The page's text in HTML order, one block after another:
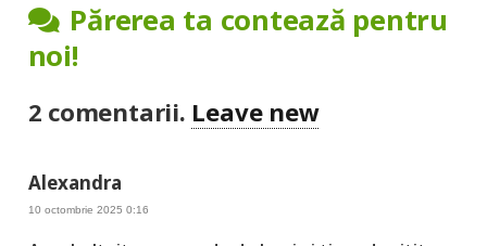
Părerea ta contează pentru
noi!
2 comentarii. Leave new
Alexandra
10 octombrie 2025 0:16